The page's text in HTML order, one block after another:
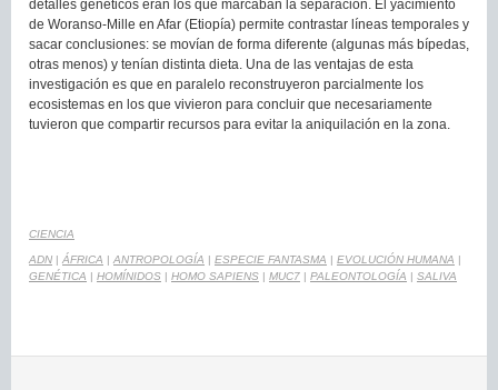
detalles genéticos eran los que marcaban la separación. El yacimiento
de Woranso-Mille en Afar (Etiopía) permite contrastar líneas temporales y
sacar conclusiones: se movían de forma diferente (algunas más bípedas,
otras menos) y tenían distinta dieta. Una de las ventajas de esta
investigación es que en paralelo reconstruyeron parcialmente los
ecosistemas en los que vivieron para concluir que necesariamente
tuvieron que compartir recursos para evitar la aniquilación en la zona.
CIENCIA
ADN | ÁFRICA | ANTROPOLOGÍA | ESPECIE FANTASMA | EVOLUCIÓN HUMANA |
GENÉTICA | HOMÍNIDOS | HOMO SAPIENS | MUC7 | PALEONTOLOGÍA | SALIVA